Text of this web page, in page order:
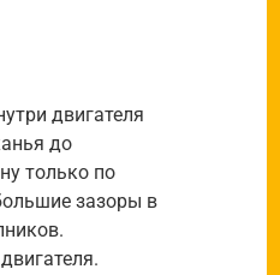
двигателя
до
только по
зазоры в